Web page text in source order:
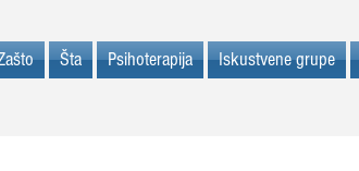
Šta Psihoterapija Iskustvene grupe